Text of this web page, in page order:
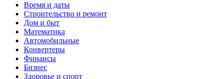
Время и даты
Строительство и ремонт
Дом и быт
Математика
Автомобильные
Конвертеры
Финансы
Бизнес
Здоровье и спорт